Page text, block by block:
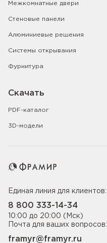
Межкомнатные двери
Стеновые панели
Алюминиевые решения
Системы открывания
Фурнитура
Скачать
PDF-каталог
3D-модели
Единая линия для клиентов:
8 800 333-14-34
10:00 до 20:00 (Мск)
Почта для ваших вопросов:
framyr@framyr.ru